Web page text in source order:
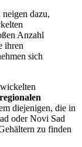
dazu,
Anzahl
ihren
sich
diejenigen, die in
oder Novi Sad
zu finden